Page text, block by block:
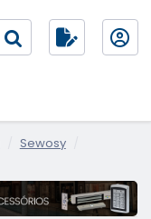
Sewosy